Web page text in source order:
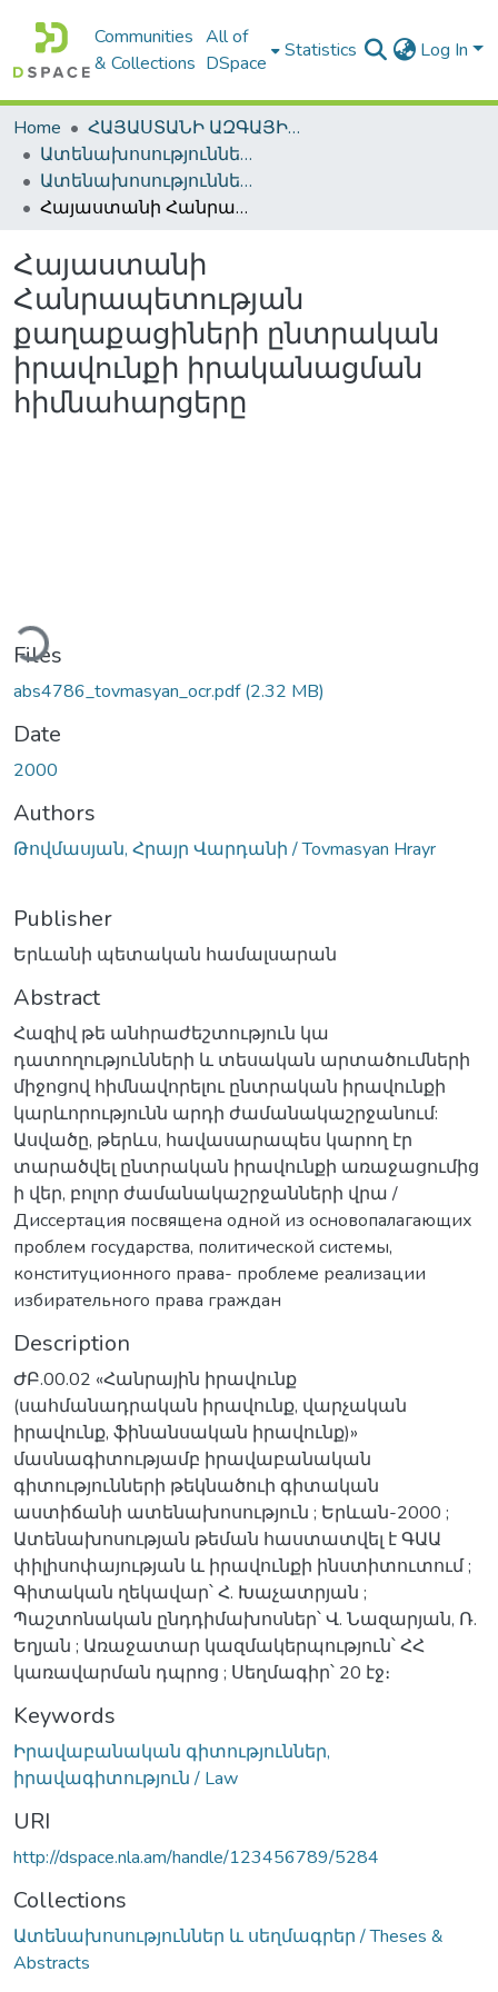
Communities
& Collections
All of
DSpace
Statistics Log In
Home
ՀԱՅԱՍՏԱՆԻ ԱԶԳԱՅԻՆ ԳՐԱԴԱՐԱՆԻ ԹՎԱՅԻՆ ՊԱՀՈՑ / DIGITAL REPOSITORY OF NLA
Ատենախոսություններ և սեղմագրեր / Theses & Abstracts
Ատենախոսություններ և սեղմագրեր / Theses & Abstracts
Հայաստանի Հանրապետության քաղաքացիների ընտրական իրավունքի իրականացման հիմնահարցերը
Հայաստանի
Հանրապետության
քաղաքացիների ընտրական
իրավունքի իրականացման
հիմնահարցերը
Files
abs4786_tovmasyan_ocr.pdf(2.32 MB)
Date
2000
Authors
Թովմասյան, Հրայր Վարդանի / Tovmasyan Hrayr
Publisher
Երևանի պետական համալսարան
Abstract
Հազիվ թե անհրաժեշտություն կա
դատողությունների և տեսական արտածումների
միջոցով հիմնավորելու ընտրական իրավունքի
կարևորությունն արդի ժամանակաշրջանում:
Ասվածը, թերևս, հավասարապես կարող էր
տարածվել ընտրական իրավունքի առաջացումից
ի վեր, բոլոր ժամանակաշրջանների վրա /
Диссертация посвящена одной из основопалагающих
проблем государства, политической системы,
конституционного права- проблеме реализации
избирательного права граждан
Description
ԺԲ.00.02 «Հանրային իրավունք
(սահմանադրական իրավունք, վարչական
իրավունք, ֆինանսական իրավունք)»
մասնագիտությամբ իրավաբանական
գիտությունների թեկնածուի գիտական
աստիճանի ատենախոսություն ; Երևան-2000 ;
Ատենախոսության թեման հաստատվել է ԳԱԱ
փիլիսոփայության և իրավունքի ինստիտուտում ;
Գիտական ղեկավար՝ Հ. Խաչատրյան ;
Պաշտոնական ընդդիմախոսներ՝ Վ. Նազարյան, Ռ.
Եղյան ; Առաջատար կազմակերպություն՝ ՀՀ
կառավարման դպրոց ; Սեղմագիր՝ 20 էջ։
Keywords
Իրավաբանական գիտություններ,
իրավագիտություն / Law
URI
http://dspace.nla.am/handle/123456789/5284
Collections
Ատենախոսություններ և սեղմագրեր / Theses &
Abstracts